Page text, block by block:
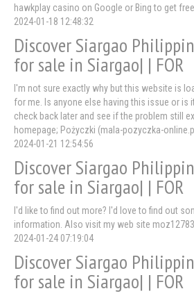
hawkplay casino on Google or Bing to get
2024-01-18 12:48:32
Discover Siargao
for sale in Siargao| | FOR
I'm not sure exactly why but this website is
for me. Is anyone else having this issue or is
check back later and see if the problem still
homepage; Pożyczki (mala-pozyczka-
2024-01-21 12:54:56
Discover Siargao
for sale in Siargao| | FOR
I'd like to find out more? I'd love to find out
information. Also visit my web site
2024-01-24 07:19:04
Discover Siargao
for sale in Siargao| | FOR